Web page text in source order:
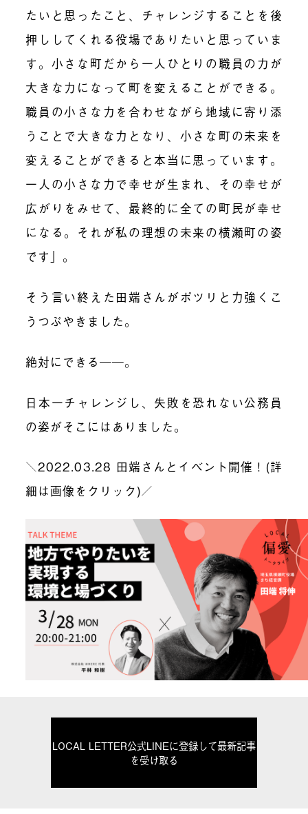
たいと思ったこと、チャレンジすることを後
押ししてくれる役場でありたいと思っていま
す。小さな町だから一人ひとりの職員の力が
大きな力になって町を変えることができる。
職員の小さな力を合わせながら地域に寄り添
うことで大きな力となり、小さな町の未来を
変えることができると本当に思っています。
一人の小さな力で幸せが生まれ、その幸せが
広がりをみせて、最終的に全ての町民が幸せ
になる。それが私の理想の未来の横瀬町の姿
です」。
そう言い終えた田端さんがポツリと力強くこ
うつぶやきました。
絶対にできる――。
日本一チャレンジし、失敗を恐れない公務員
の姿がそこにはありました。
＼2022.03.28 田端さんとイベント開催！(詳
細は画像をクリック)／
LOCAL LETTER公式LINEに登録して最新記事
を受け取る